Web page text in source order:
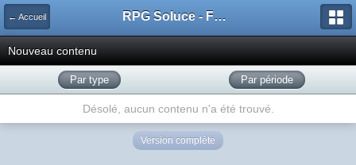
← Accueil RPG Soluce - Forum
Nouveau contenu
Par type Par période
Désolé, aucun contenu n'a été trouvé.
Version complète